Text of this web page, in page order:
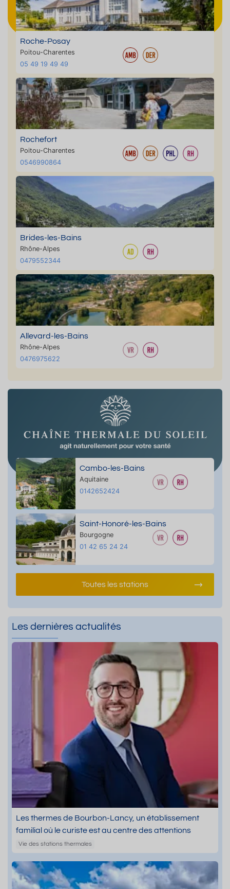
Roche-Posay
Poitou-Charentes
05 49 19 49 49
Rochefort
Poitou-Charentes
0546990864
Brides-les-Bains
Rhône-Alpes
0479552344
Allevard-les-Bains
Rhône-Alpes
0476975622
Cambo-les-Bains
Aquitaine
0142652424
Saint-Honoré-les-Bains
Bourgogne
01 42 65 24 24
Toutes les stations
Les dernières actualités
Les thermes de Bourbon-Lancy, un établissement
familial où le curiste est au centre des attentions
Vie des stations thermales